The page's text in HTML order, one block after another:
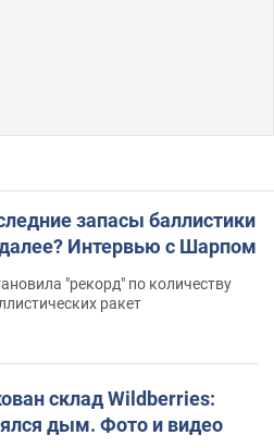
запасы баллистики
Интервью с Шарпом
"рекорд" по количеству
ракет
склад Wildberries:
дым. Фото и видео